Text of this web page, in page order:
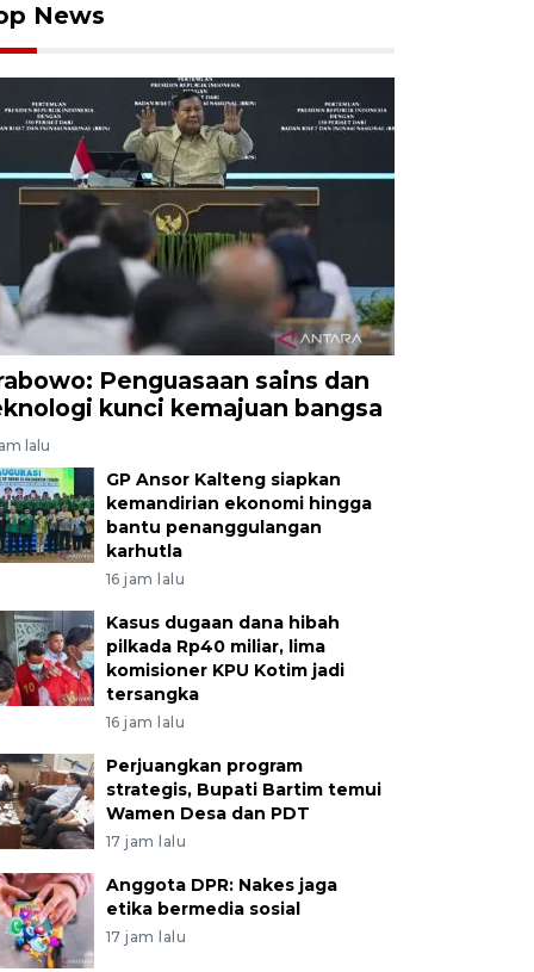
News
Penguasaan sains dan
kunci kemajuan bangsa
lalu
GP Ansor Kalteng siapkan
kemandirian ekonomi hingga
bantu penanggulangan
karhutla
16 jam lalu
Kasus dugaan dana hibah
pilkada Rp40 miliar, lima
komisioner KPU Kotim jadi
tersangka
16 jam lalu
Perjuangkan program
strategis, Bupati Bartim temui
Wamen Desa dan PDT
17 jam lalu
Anggota DPR: Nakes jaga
etika bermedia sosial
17 jam lalu